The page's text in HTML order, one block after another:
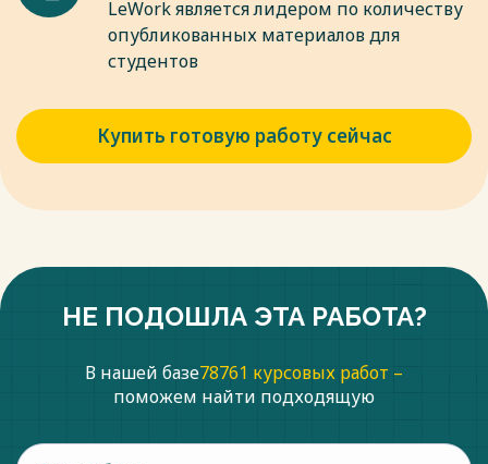
LeWork является лидером по количеству
опубликованных материалов для
студентов
Купить готовую работу сейчас
НЕ ПОДОШЛА ЭТА РАБОТА?
В нашей базе78761 курсовых работ –
поможем найти подходящую